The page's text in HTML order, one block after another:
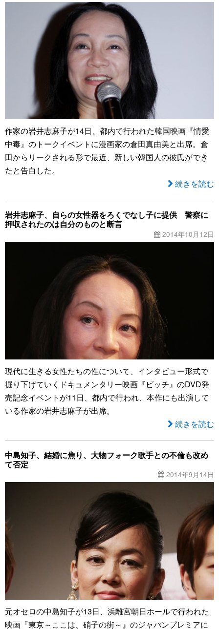
作家の岩井志麻子が14日、都内で行われた韓国映画『情愛
中毒』のトークイベントに漫画家の倉田真由美と出席。倉
田からリークされる形で最近、新しい韓国人の彼氏ができ
たと告白した。
続きを読む
岩井志麻子、自らの女性器をろくでなし子に提供 警察に
押収されたのは自分のものと断言
2014年10月12日
現代に生きる女性たちの性について、インタビュー形式で
掘り下げていくドキュメンタリー映画『ビッチ』のDVD発
売記念イベントが11日、都内で行われ、本作にも出演して
いる作家の岩井志麻子が出席。
続きを読む
中島知子、結婚に焦り、大物フォーク歌手との不倫も改め
て否定
2014年9月14日
元オセロの中島知子が13日、浜離宮朝日ホールで行われた
映画『東京～ここは、硝子の街～』のジャパンプレミアに